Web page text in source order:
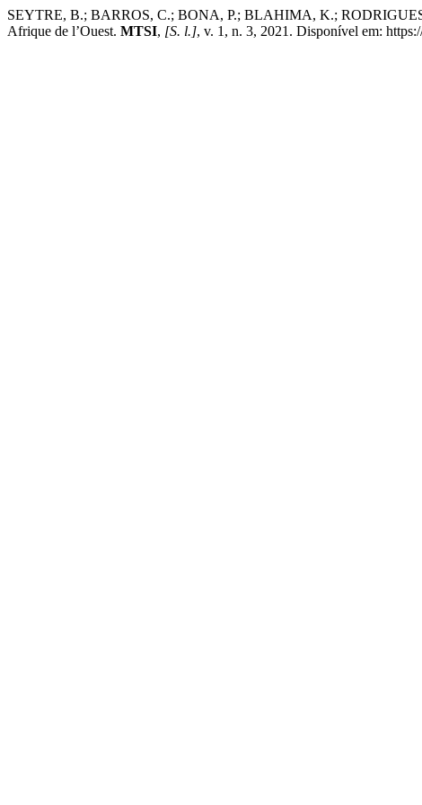
SEYTRE, B.; BARROS, C.; BONA, P.; BLAHIMA, K.;
Afrique de l’Ouest. MTSI, [S. l.], v. 1, n. 3, 2021. Disponível em: